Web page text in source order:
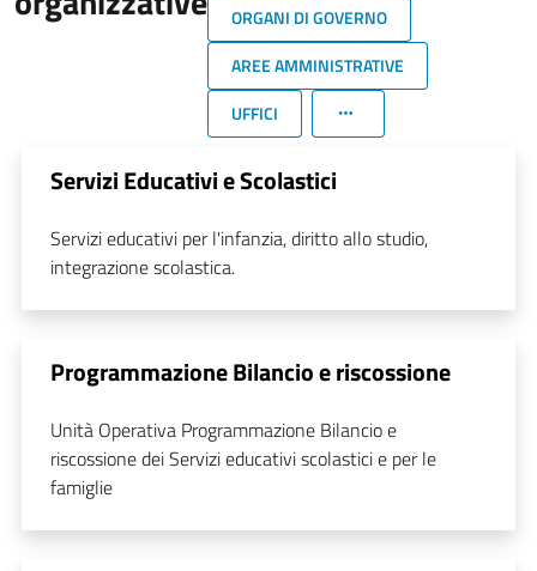
ORGANI DI GOVERNO
AREE AMMINISTRATIVE
UFFICI
Servizi Educativi e Scolastici
Servizi educativi per l'infanzia, diritto allo studio,
integrazione scolastica.
Programmazione Bilancio e riscossione
Unità Operativa Programmazione Bilancio e
riscossione dei Servizi educativi scolastici e per le
famiglie